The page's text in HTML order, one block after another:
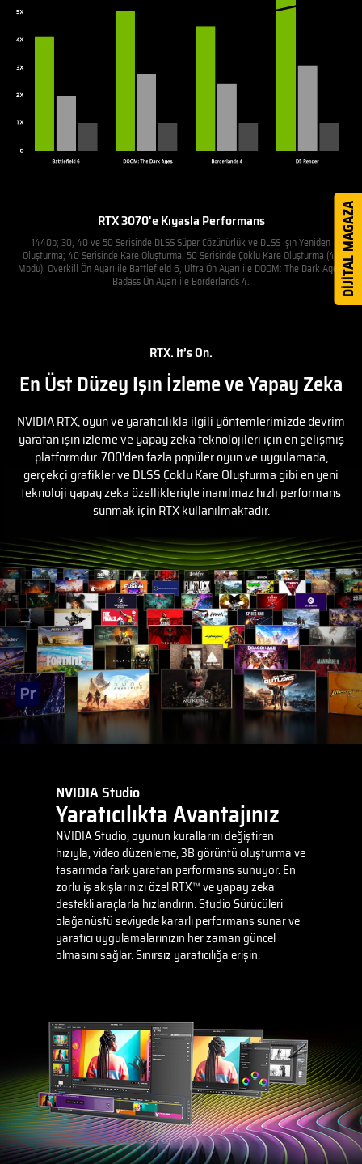
RTX 3070'e Kıyasla Performans
1440p; 30, 40 ve 50 Serisinde DLSS Süper Çözünürlük ve DLSS Işın Yeniden
Oluşturma; 40 Serisinde Kare Oluşturma. 50 Serisinde Çoklu Kare Oluşturma (4X
Modu). Overkill Ön Ayarı ile Battlefield 6, Ultra Ön Ayarı ile DOOM: The Dark Ages,
Badass Ön Ayarı ile Borderlands 4.
RTX. It’s On.
En Üst Düzey Işın İzleme ve Yapay Zeka
NVIDIA RTX, oyun ve yaratıcılıkla ilgili yöntemlerimizde devrim
yaratan ışın izleme ve yapay zeka teknolojileri için en gelişmiş
platformdur. 700'den fazla popüler oyun ve uygulamada,
gerçekçi grafikler ve DLSS Çoklu Kare Oluşturma gibi en yeni
teknoloji yapay zeka özellikleriyle inanılmaz hızlı performans
sunmak için RTX kullanılmaktadır.
NVIDIA Studio
Yaratıcılıkta Avantajınız
NVIDIA Studio, oyunun kurallarını değiştiren
hızıyla, video düzenleme, 3B görüntü oluşturma ve
tasarımda fark yaratan performans sunuyor. En
zorlu iş akışlarınızı özel RTX™ ve yapay zeka
destekli araçlarla hızlandırın. Studio Sürücüleri
olağanüstü seviyede kararlı performans sunar ve
yaratıcı uygulamalarınızın her zaman güncel
olmasını sağlar. Sınırsız yaratıcılığa erişin.
DİJİTAL MAGAZA